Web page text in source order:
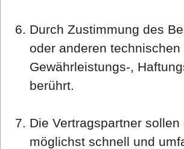
Durch Zustimmung des
oder anderen
Gewährleistungs-,
berührt.
Die Vertragspartner
möglichst schnell und